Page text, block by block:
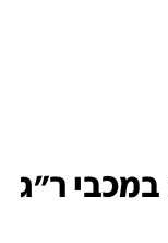
במכבי ר"ג